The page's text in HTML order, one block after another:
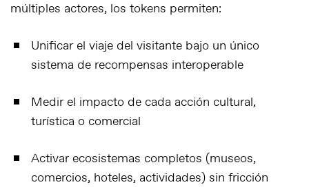
múltiples actores, los tokens permiten:
Unificar el viaje del visitante bajo un único
sistema de recompensas interoperable
Medir el impacto de cada acción cultural,
turística o comercial
Activar ecosistemas completos (museos,
comercios, hoteles, actividades) sin fricción